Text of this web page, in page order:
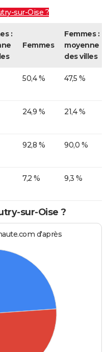
sur-Oise ?
:
Femmes
Femmes :
moyenne
des villes
50,4 % 47,5 %
24,9 % 21,4 %
92,8 % 90,0 %
7,2 % 9,3 %
sur-Oise ?
d'après